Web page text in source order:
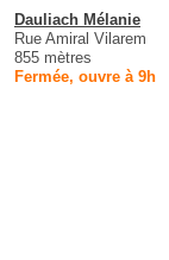
Dauliach Mélanie
Rue Amiral Vilarem
855 mètres
Fermée, ouvre à 9h